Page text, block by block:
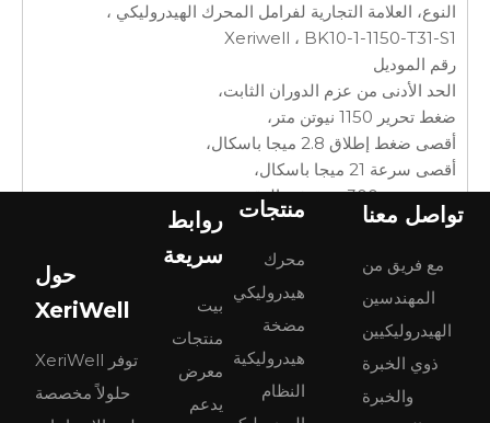
النوع، العلامة التجارية لفرامل المحرك الهيدروليكي ،
Xeriwell ، BK10-1-1150-T31-S1
رقم الموديل
الحد الأدنى من عزم الدوران الثابت،
ضغط تحرير 1150 نيوتن متر،
أقصى ضغط إطلاق 2.8 ميجا باسكال،
أقصى سرعة 21 ميجا باسكال،
حجم تحرير 300 دورة في الدقيقة،
أقصى ضغط 12 سم 3 في مساحة التصريف،
مقدمة BK10:
للتطبيقات ذات السرعة المنخفضة لمنصة العمل الجوية من
النوع المقص والآلات الزراعية وغيرها مع تركيب العجلات.
حول
XeriWell
توفر XeriWell
حلولاً مخصصة
روابط
سريعة
بيت
منتجات
معرض
يدعم
منتجات
محرك
هيدروليكي
مضخة
هيدروليكية
النظام
تواصل معنا
مع فريق من
المهندسين
الهيدروليكيين
ذوي الخبرة
والخبرة